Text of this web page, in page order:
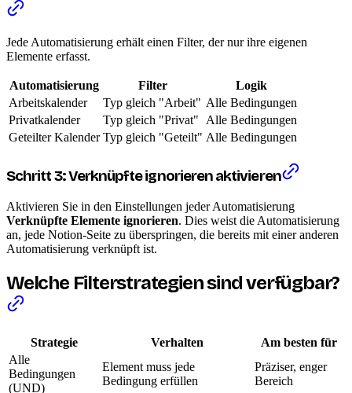
Jede Automatisierung erhält einen Filter, der nur ihre eigenen
Elemente erfasst.
Automatisierung Filter
Logik
Arbeitskalender
Typ gleich "Arbeit" Alle Bedingungen
Privatkalender
Typ gleich "Privat"
Alle Bedingungen
Geteilter Kalender Typ gleich "Geteilt" Alle Bedingungen
Schritt 3: Verknüpfte ignorieren aktivieren
Aktivieren Sie in den Einstellungen jeder Automatisierung
Verknüpfte Elemente ignorieren. Dies weist die Automatisierung
an, jede Notion-Seite zu überspringen, die bereits mit einer anderen
Automatisierung verknüpft ist.
Welche Filterstrategien sind verfügbar?
Strategie Verhalten
Am besten für
Alle
Bedingungen
(UND)
Element muss jede
Bedingung erfüllen
Präziser, enger
Bereich